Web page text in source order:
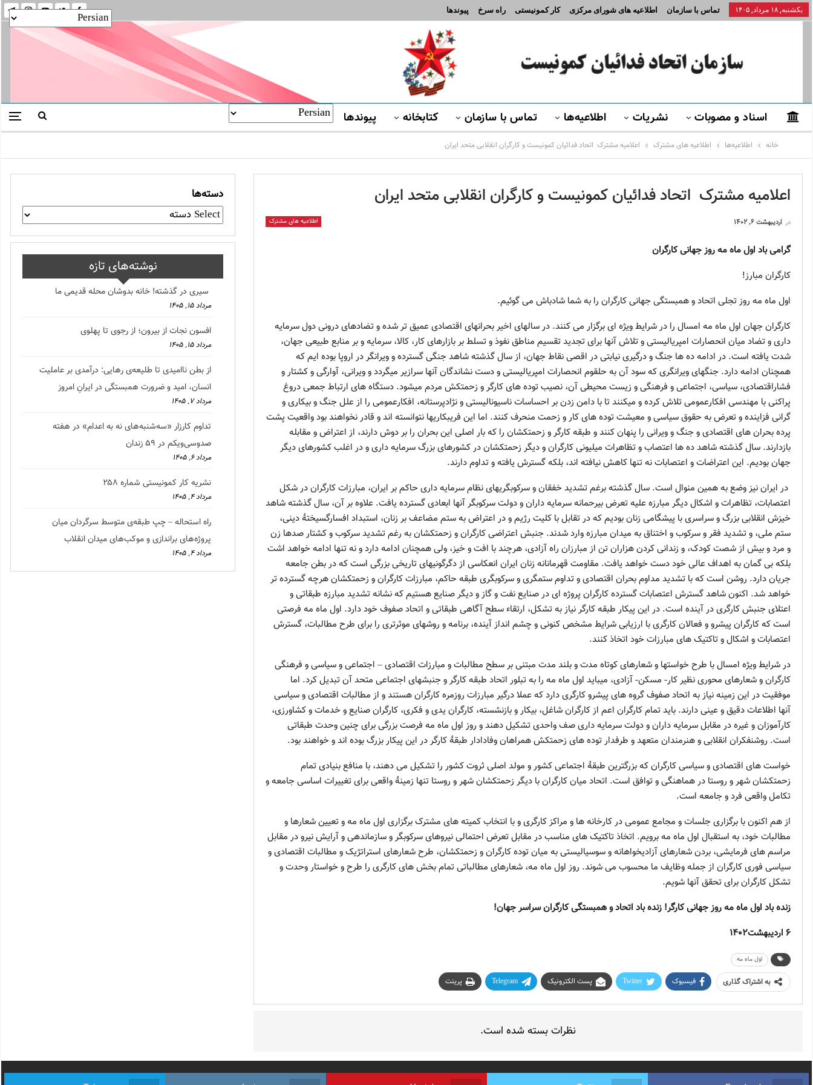
یکشنبه, ۱۸ مرداد, ۱۴۰۵ تماس با سازمان اطلاعیه های شورای مرکزی کار کمونیستی راه سرخ پیوندها
اسناد و مصوبات نشریات اطلاعیه‌ها تماس با سازمان کتابخانه پیوندها
خانه اطلاعیه‌ها اطلاعیه های مشترک اعلامیه مشترک اتحاد فدائیان کمونیست و کارگران انقلابی متحد ایران
اعلامیه مشترک اتحاد فدائیان کمونیست و کارگران انقلابی متحد ایران
اطلاعیه های مشترک در اردیبهشت ۶, ۱۴۰۲
گرامی باد اول ماه مه روز جهانی کارگران
کارگران مبارز!
اول ماه مه روز تجلی اتحاد و همبستگی جهانی کارگران را به شما شادباش می گوئیم.
کارگران جهان اول ماه مه امسال را در شرایط ویژه ای برگزار می کنند. در سالهای اخیر بحرانهای اقتصادی عمیق تر شده و تضادهای درونی دول سرمایه
داری و تضاد میان انحصارات امپریالیستی و تلاش آنها برای تجدید تقسیم مناطق نفوذ و تسلط بر بازارهای کار، کالا، سرمایه و بر منابع طبیعی جهان،
شدت یافته است. در ادامه ده ها جنگ و درگیری نیابتی در اقصی نقاط جهان، از سال گذشته شاهد جنگی گسترده و ویرانگر در اروپا بوده ایم که
همچنان ادامه دارد. جنگهای ویرانگری که سود آن به حلقوم انحصارات امپریالیستی و دست نشاندگان آنها سرازیر میگردد و ویرانی، آوارگی و کشتار و
فشاراقتصادی، سیاسی، اجتماعی و فرهنگی و زیست محیطی آن، نصیب توده های کارگر و زحمتکش مردم میشود. دستگاه های ارتباط جمعی دروغ
پراکنی با مهندسی افکارعمومی تلاش کرده و میکنند تا با دامن زدن بر احساسات ناسیونالیستی و نژادپرستانه، افکارعمومی را از علل جنگ و بیکاری و
گرانی فزاینده و تعرض به حقوق سیاسی و معیشت توده های کار و زحمت منحرف کنند. اما این فریبکاریها نتوانسته اند و قادر نخواهند بود واقعیت پشت
پرده بحران های اقتصادی و جنگ و ویرانی را پنهان کنند و طبقه کارگر و زحمتکشان را که بار اصلی این بحران را بر دوش دارند، از اعتراض و مقابله
بازدارند. سال گذشته شاهد ده ها اعتصاب و تظاهرات میلیونی کارگران و دیگر زحمتکشان در کشورهای بزرگ سرمایه داری و در اغلب کشورهای دیگر
جهان بودیم. این اعتراضات و اعتصابات نه تنها کاهش نیافته اند، بلکه گسترش یافته و تداوم دارند.
در ایران نیز وضع به همین منوال است. سال گذشته برغم تشدید خفقان و سرکوبگریهای نظام سرمایه داری حاکم بر ایران، مبارزات کارگران در شکل
اعتصابات، تظاهرات و اشکال دیگر مبارزه علیه تعرض بیرحمانه سرمایه داران و دولت سرکوبگر آنها ابعادی گسترده یافت. علاوه بر آن، سال گذشته شاهد
خیزش انقلابی بزرگ و سراسری با پیشگامی زنان بودیم که در تقابل با کلیت رژیم و در اعتراض به ستم مضاعف بر زنان، استبداد افسارگسیختۀ دینی،
ستم ملی، و تشدید فقر و سرکوب و اختناق به میدان مبارزه وارد شدند. جنبش اعتراضی کارگران و زحمتکشان به رغم تشدید سرکوب و کشتار صدها زن
و مرد و بیش از شصت کودک، و زندانی کردن هزاران تن از مبارزان راه آزادی، هرچند با افت و خیز، ولی همچنان ادامه دارد و نه تنها ادامه خواهد اشت
بلکه بی گمان به اهداف عالی خود دست خواهد یافت. مقاومت قهرمانانه زنان ایران انعکاسی از دگرگونیهای تاریخی بزرگی است که در بطن جامعه
جریان دارد. روشن است که با تشدید مداوم بحران اقتصادی و تداوم ستمگری و سرکوبگری طبقه حاکم، مبارزات کارگران و زحمتکشان هرچه گسترده تر
خواهد شد. اکنون شاهد گسترش اعتصابات گسترده کارگران پروژه ای در صنایع نفت و گاز و دیگر صنایع هستیم که نشانه تشدید مبارزه طبقاتی و
اعتلای جنبش کارگری در آینده است. در این پیکار طبقه کارگر نیاز به تشکل، ارتقاء سطح آگاهی طبقاتی و اتحاد صفوف خود دارد. اول ماه مه فرصتی
است که کارگران پیشرو و فعالان کارگری با ارزیابی شرایط مشخص کنونی و چشم انداز آینده، برنامه و روشهای موثرتری را برای طرح مطالبات، گسترش
اعتصابات و اشکال و تاکتیک های مبارزات خود اتخاذ کنند.
در شرایط ویژه امسال با طرح خواستها و شعارهای کوتاه مدت و بلند مدت مبتنی بر سطح مطالبات و مبارزات اقتصادی – اجتماعی و سیاسی و فرهنگی
کارگران و شعارهای محوری نظیر کار- مسکن- آزادی، میباید اول ماه مه را به تبلور اتحاد طبقه کارگر و جنبشهای اجتماعی متحد آن تبدیل کرد. اما
موفقیت در این زمینه نیاز به اتحاد صفوف گروه های پیشرو کارگری دارد که عملا درگیر مبارزات روزمره کارگران هستند و از مطالبات اقتصادی و سیاسی
آنها اطلاعات دقیق و عینی دارند. باید تمام کارگران اعم از کارگران شاغل، بیکار و بازنشسته، کارگران یدی و فکری، کارگران صنایع و خدمات و کشاورزی،
کارآموزان و غیره در مقابل سرمایه داران و دولت سرمایه داری صف واحدی تشکیل دهند و روز اول ماه مه فرصت بزرگی برای چنین وحدت طبقاتی
است. روشنفکران انقلابی و هنرمندان متعهد و طرفدار توده های زحمتکش همراهان وفادادار طبقۀ کارگر در این پیکار بزرگ بوده اند و خواهند بود.
خواست های اقتصادی و سیاسی کارگران که بزرگترین طبقۀ اجتماعی کشور و مولد اصلی ثروت کشور را تشکیل می دهند، با منافع بنیادی تمام
زحمتکشان شهر و روستا در هماهنگی و توافق است. اتحاد میان کارگران با دیگر زحمتکشان شهر و روستا تنها زمینۀ واقعی برای تغییرات اساسی جامعه و
تکامل واقعی فرد و جامعه است.
از هم اکنون با برگزاری جلسات و مجامع عمومی در کارخانه ها و مراکز کارگری و با انتخاب کمیته های مشترک برگزاری اول ماه مه و تعیین شعارها و
مطالبات خود، به استقبال اول ماه مه برویم. اتخاذ تاکتیک های مناسب در مقابل تعرض احتمالی نیروهای سرکوبگر و سازماندهی و آرایش نیرو در مقابل
مراسم های فرمایشی، بردن شعارهای آزادیخواهانه و سوسیالیستی به میان توده کارگران و زحمتکشان، طرح شعارهای استراتژیک و مطالبات اقتصادی و
سیاسی فوری کارگران از جمله وظایف ما محسوب می شوند. روز اول ماه مه، شعارهای مطالباتی تمام بخش های کارگری را طرح و خواستار وحدت و
تشکل کارگران برای تحقق آنها شویم.
زنده باد اول ماه مه روز جهانی کارگر! زنده باد اتحاد و همبستگی کارگران سراسر جهان!
۶ اردیبهشت۱۴۰۲
اول ماه مه
به اشتراک گذاری فیسبوک Twitter پست الکترونیک Telegram پرینت
نظرات بسته شده است.
دسته‌ها
نوشته‌های تازه
سیری در گذشته! خانه بدوشان محله قدیمی ما
مرداد ۱۵, ۱۴۰۵
افسون نجات از بیرون؛ از رجوی تا پهلوی
مرداد ۱۵, ۱۴۰۵
از بطن ناامیدی تا طلیعه‌ی رهایی: درآمدی بر عاملیت
انسان، امید و ضرورت همبستگی در ایرانِ امروز
مرداد ۷, ۱۴۰۵
تداوم کارزار «سه‌شنبه‌های نه به اعدام» در هفته
صدوسی‌و‌یکم در ۵۹ زندان
مرداد ۶, ۱۴۰۵
نشریه کار کمونیستی شماره ۲۵۸
مرداد ۴, ۱۴۰۵
راه استحاله – چپ طبقه‌ی متوسط سرگردان میان
پروژه‌های براندازی و موکب‌های میدان انقلاب
مرداد ۴, ۱۴۰۵